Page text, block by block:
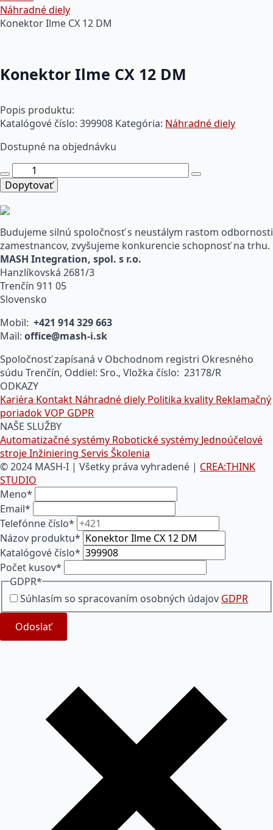
Náhradné diely
Konektor Ilme CX 12 DM
Konektor Ilme CX 12 DM
Popis produktu:
Katalógové číslo: 399908 Kategória: Náhradné diely
Dostupné na objednávku
množstvo
Konektor
Ilme
CX
DM
Dopytovať
Budujeme silnú spoločnosť s neustálym rastom odbornosti
zamestnancov, zvyšujeme konkurencie schopnosť na trhu.
MASH Integration, spol. s r.o.
Hanzlíkovská 2681/3
Trenčín 911 05
Slovensko
Mobil: +421 914 329 663
Mail: office@mash-i.sk
Spoločnosť zapísaná v Obchodnom registri Okresného
súdu Trenčín, Oddiel: Sro., Vložka číslo: 23178/R
ODKAZY
Kariéra Kontakt Náhradné diely Politika kvality Reklamačný
poriadokVOP GDPR
NAŠE SLUŽBY
Automatizačné systémy Robotické systémy Jednoúčelové
strojeInžiniering Servis Školenia
© 2024 MASH-I | Všetky práva vyhradené | CREA:THINK
STUDIO
Meno*
Email*
Telefónne číslo*
Názov produktu*
Katalógové číslo*
Počet kusov*
GDPR*
Súhlasím so spracovaním osobných údajov GDPR
Odoslať